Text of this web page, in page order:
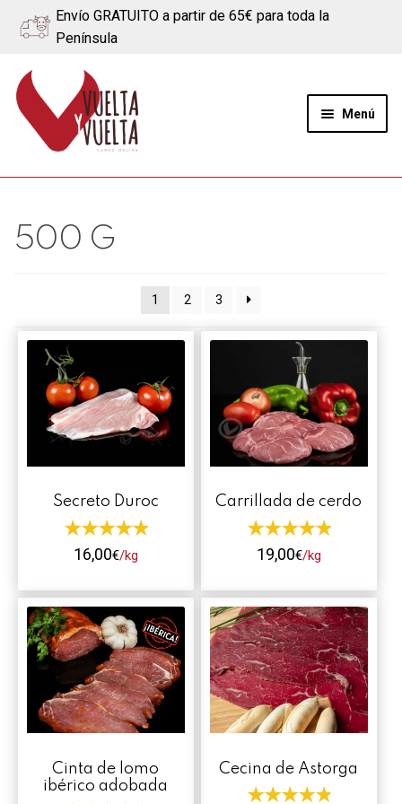
Envío GRATUITO a partir de 65€ para toda la
Península
Ir
a
navegación
Ir
al
contenido
Menú
Quiénes somos
Ternera
Contacto
Mi cuenta
0 productos
500 G
1 2 3
Secreto Duroc
16,00€/kg
Este
producto
tiene
múltiples
variantes.
Las
opciones
pueden
elegir
Carrillada de cerdo
19,00€/kg
Este
producto
tiene
múltiples
variantes.
Las
opciones
pueden
elegir
Cinta de lomo
ibérico adobada
Cecina de Astorga